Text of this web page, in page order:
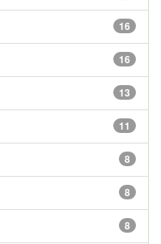
16
16
13
11
8
8
8